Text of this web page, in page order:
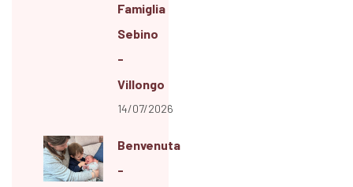
Famiglia
Sebino
-
Villongo
14/07/2026
Benvenuta/o!?
-